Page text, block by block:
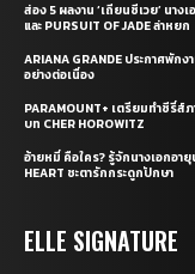
ส่อง 5 ผลงาน ‘เถียนซีเวย’ นา
และ PURSUIT OF JADE ล่าหยก
ARIANA GRANDE ประกาศพัก
อย่างต่อเนื่อง
PARAMOUNT+ เตรียมทำซีรี่ส์
บท CHER HOROWITZ
อ้ายหมี่ คือใคร? รู้จักนางเอกอา
HEART ชะตารักกระดูกปักษา
ELLE SIGNATURE